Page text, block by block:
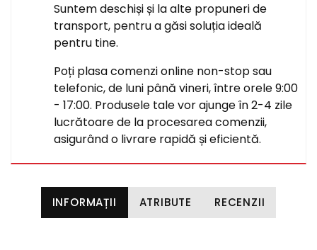
Suntem deschiși și la alte propuneri de
transport, pentru a găsi soluția ideală
pentru tine.
Poți plasa comenzi online non-stop sau
telefonic, de luni până vineri, între orele 9:00
- 17:00. Produsele tale vor ajunge în 2-4 zile
lucrătoare de la procesarea comenzii,
asigurând o livrare rapidă și eficientă.
INFORMAȚII ATRIBUTE RECENZII